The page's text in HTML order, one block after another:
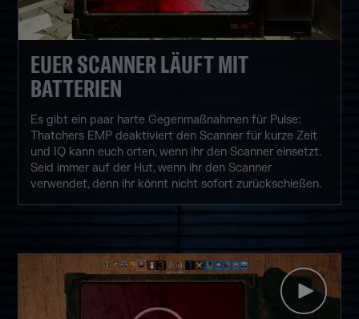
EUER SCANNER LÄUFT MIT
BATTERIEN
Es gibt ein paar harte Gegenmaßnahmen für Pulse:
Thatchers EMP deaktiviert den Scanner für kurze Zeit
und IQ kann euch orten, wenn ihr den Scanner einsetzt.
Seid immer auf der Hut, wenn ihr den Scanner
verwendet, denn ihr könnt nicht sofort zurückschießen.